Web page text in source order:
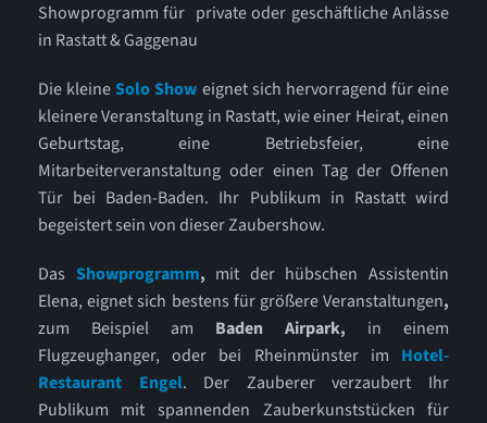
Showprogramm für private oder geschäftliche Anlässe
in Rastatt & Gaggenau
Die kleineSolo Show eignet sich hervorragend für eine
kleinere Veranstaltung in Rastatt, wie einer Heirat, einen
Geburtstag, eine Betriebsfeier, eine
Mitarbeiterveranstaltung oder einen Tag der Offenen
Tür bei Baden-Baden. Ihr Publikum in Rastatt wird
begeistert sein von dieser Zaubershow.
Das Showprogramm, mit der hübschen Assistentin
Elena, eignet sich bestens für größere Veranstaltungen,
zum Beispiel am Baden Airpark, in einem
Flugzeughanger, oder bei Rheinmünster im Hotel-
Restaurant Engel. Der Zauberer verzaubert Ihr
Publikum mit spannenden Zauberkunststücken für